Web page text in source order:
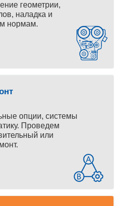
геометрии,
наладка и
нормам.
опции, системы
Проведем
или